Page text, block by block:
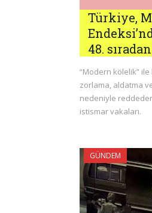
Türkiye,
48.
“Modern kölelik”
zorlama, aldatma
nedeniyle
istismar vakaları.
GÜNDEM